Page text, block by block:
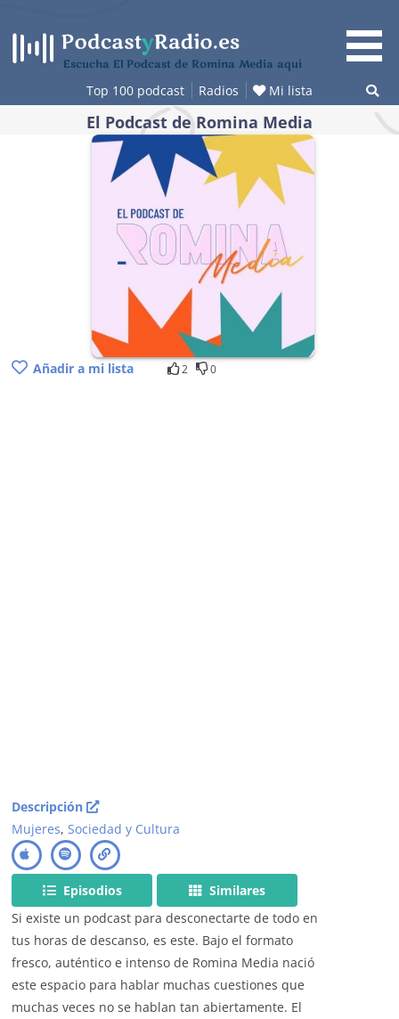
contenido
Escucha El Podcast de Romina Media aquí
Top 100 podcast Radios Mi lista
El Podcast de Romina Media
Añadir a mi lista 2 0
Descripción
Mujeres,Sociedad y Cultura
Episodios
Similares
Si existe un podcast para desconectarte de todo en
tus horas de descanso, es este. Bajo el formato
fresco, auténtico e intenso de Romina Media nació
este espacio para hablar muchas cuestiones que
muchas veces no se hablan tan abiertamente. El